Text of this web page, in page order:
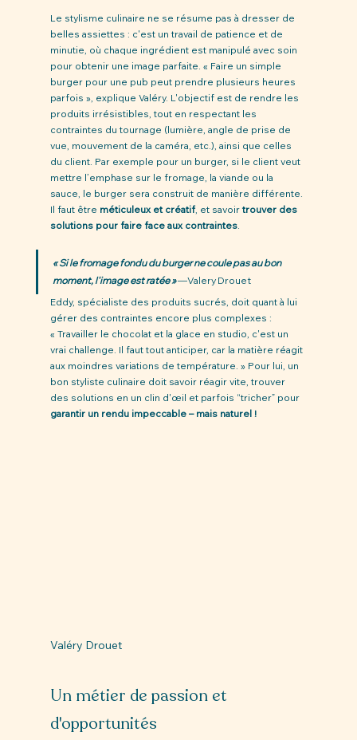
Le stylisme culinaire ne se résume pas à dresser de
belles assiettes : c'est un travail de patience et de
minutie, où chaque ingrédient est manipulé avec soin
pour obtenir une image parfaite. « Faire un simple
burger pour une pub peut prendre plusieurs heures
parfois », explique Valéry. L'objectif est de rendre les
produits irrésistibles, tout en respectant les
contraintes du tournage (lumière, angle de prise de
vue, mouvement de la caméra, etc.), ainsi que celles
du client. Par exemple pour un burger, si le client veut
mettre l’emphase sur le fromage, la viande ou la
sauce, le burger sera construit de manière différente.
Il faut être méticuleux et créatif, et savoir trouver des
solutions pour faire face aux contraintes.
« Si le fromage fondu du burger ne coule pas au bon
moment, l'image est ratée » —Valery Drouet
Eddy, spécialiste des produits sucrés, doit quant à lui
gérer des contraintes encore plus complexes :
« Travailler le chocolat et la glace en studio, c'est un
vrai challenge. Il faut tout anticiper, car la matière réagit
aux moindres variations de température. » Pour lui, un
bon styliste culinaire doit savoir réagir vite, trouver
des solutions en un clin d'œil et parfois “tricher” pour
garantir un rendu impeccable – mais naturel !
Valéry Drouet
Un métier de passion et
d'opportunités